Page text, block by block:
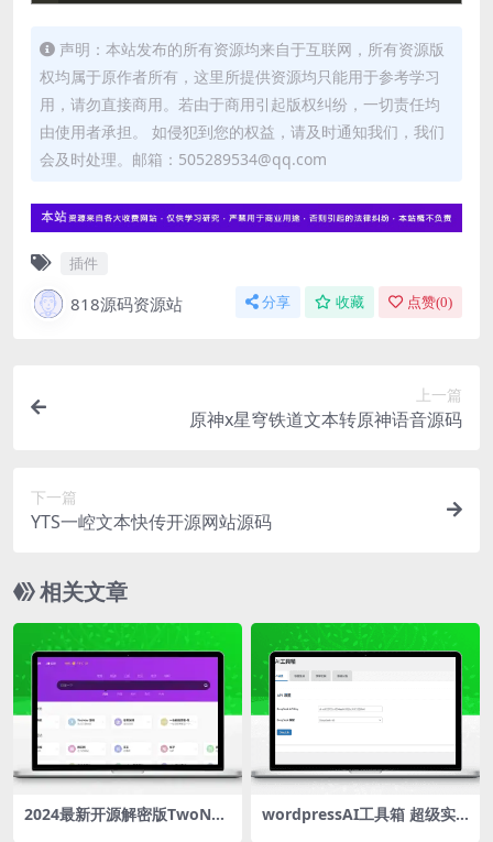
声明：本站发布的所有资源均来自于互联网，所有资源版
权均属于原作者所有，这里所提供资源均只能用于参考学习
用，请勿直接商用。若由于商用引起版权纠纷，一切责任均
由使用者承担。 如侵犯到您的权益，请及时通知我们，我们
会及时处理。邮箱：505289534@qq.com
插件
818源码资源站 分享 收藏 点赞(0)
上一篇
原神x星穹铁道文本转原神语音源码
下一篇
YTS一崆文本快传开源网站源码
相关文章
2024最新开源解密版TwoNav
wordpressAI工具箱 超级实